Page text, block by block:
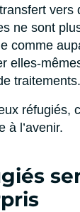
vers
ne sont
comme
elles-
traitements.
réfugiés,
à l’avenir.